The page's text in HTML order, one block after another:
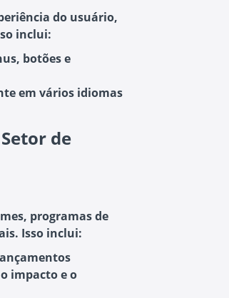
do usuário,
inclui:
botões e
em vários idiomas
de
programas de
Isso inclui:
impacto e o